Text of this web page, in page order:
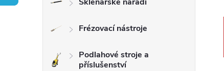
n
n
Frézovací nástroje
Podlahové stroje a
příslušenství